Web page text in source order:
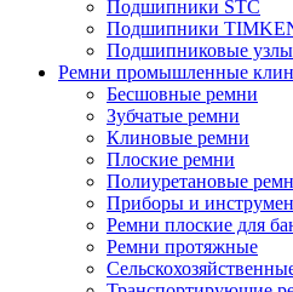
Подшипники STC
Подшипники
Подшипниковые
Ремни промышленные
Бесшовные ремни
Зубчатые ремни
Клиновые ремни
Плоские ремни
Полиуретановые
Приборы и
Ремни плоские для
Ремни протяжные